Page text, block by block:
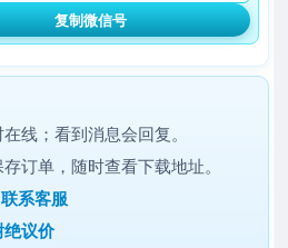
复制微信号
线；看到消息会回复。
存订单，随时查看下载地址。
联系客服
绝议价